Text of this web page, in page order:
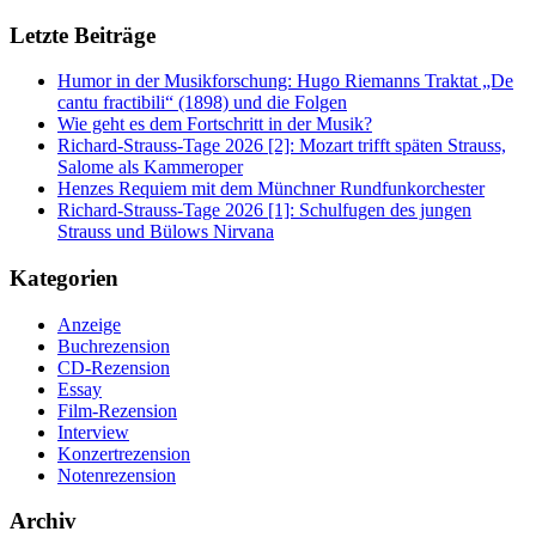
Letzte Beiträge
Humor in der Musikforschung: Hugo Riemanns Traktat „De
cantu fractibili“ (1898) und die Folgen
Wie geht es dem Fortschritt in der Musik?
Richard-Strauss-Tage 2026 [2]: Mozart trifft späten Strauss,
Salome als Kammeroper
Henzes Requiem mit dem Münchner Rundfunkorchester
Richard-Strauss-Tage 2026 [1]: Schulfugen des jungen
Strauss und Bülows Nirvana
Kategorien
Anzeige
Buchrezension
CD-Rezension
Essay
Film-Rezension
Interview
Konzertrezension
Notenrezension
Archiv